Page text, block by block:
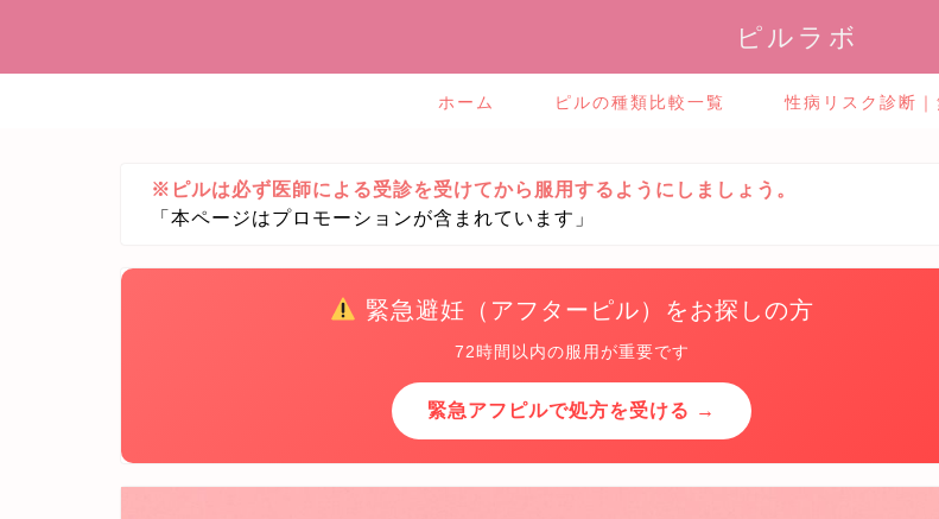
ピルラボ
ホーム ピルの種類比較一覧 性病リスク診断
※ピルは必ず医師による受診を受けてから服用するようにしましょう。
「本ページはプロモーションが含まれています」
緊急避妊（アフターピル）をお探しの方
72時間以内の服用が重要です
緊急アフピルで処方を受ける →